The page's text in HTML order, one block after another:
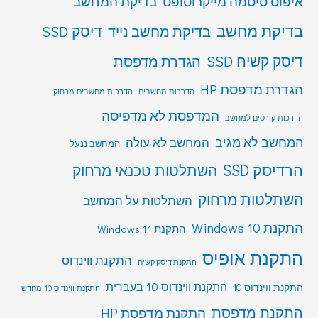
בדיקת מחשב בדיקת מחשב נייד דיסק SSD
דיסק קשיח SSD
הגדרת מדפסת
הגדרת מדפסת HP הדרכות מחשבים הדרכות מחשבים מרחוק
הדרכות קורסים למחשב המדפסת לא מדפיסה
המחשב לא מגיב המחשב לא עולה המחשב ננעל
הרדיסק SSD
השתלטות טכנאי מרחוק
השתלטות מרחוק השתלטות על המחשב
התקנת Windows 10 התקנת Windows 11
התקנת אופיס התקנת דיסק קשיח התקנת ווינדוס
התקנת ווינדוס 10 התקנת ווינדוס 10 בעברית התקנת ווינדוס 10 מחדש
התקנת מדפסת התקנת מדפסת HP